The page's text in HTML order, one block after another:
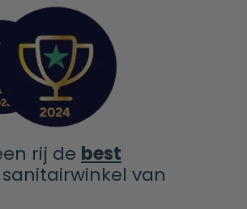
rij de best
sanitairwinkel van